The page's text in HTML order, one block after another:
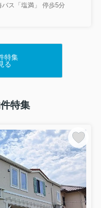
ス「塩満」 停歩5分
特集
る
特集